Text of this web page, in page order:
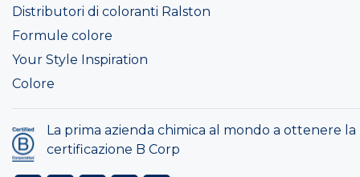
Distributori di coloranti Ralston
Formule colore
Your Style Inspiration
Colore
La prima azienda chimica al mondo a ottenere la
certificazione B Corp